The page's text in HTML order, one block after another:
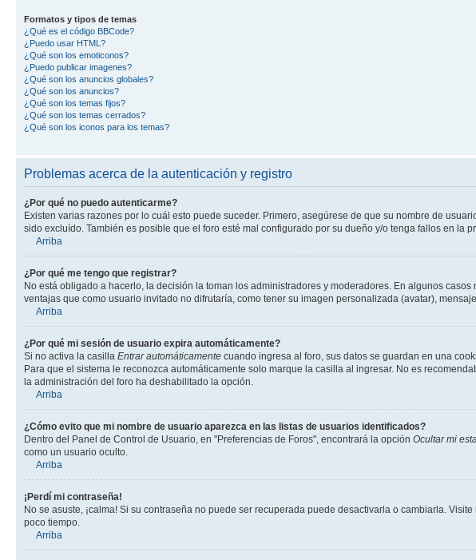
Formatos y tipos de temas
¿Qué es el código BBCode?
¿Puedo usar HTML?
¿Qué son los emoticonos?
¿Puedo publicar imagenes?
¿Qué son los anuncios globales?
¿Qué son los anuncios?
¿Qué son los temas fijos?
¿Qué son los temas cerrados?
¿Qué son los iconos para los temas?
Problemas acerca de la autenticación y registro
¿Por qué no puedo autenticarme?
Existen varias razones por lo cuál esto puede suceder. Primero, asegúrese de que su nombre de
sido excluído. También es posible que el foro esté mal configurado por su dueño y/o tenga fallos en la
Arriba
¿Por qué me tengo que registrar?
No está obligado a hacerlo, la decisión la toman los administradores y moderadores. En algunos
ventajas que como usuario invitado no difrutaría, como tener su imagen personalizada (avatar),
Arriba
¿Por qué mi sesión de usuario expira automáticamente?
Si no activa la casilla Entrar automáticamente cuando ingresa al foro, sus datos se guardan en una
Para que el sistema le reconozca automáticamente solo marque la casilla al ingresar. No es
la administración del foro ha deshabilitado la opción.
Arriba
¿Cómo evito que mi nombre de usuario aparezca en las listas de usuarios identificados?
Dentro del Panel de Control de Usuario, en "Preferencias de Foros", encontrará la opción Ocultar mi
como un usuario oculto.
Arriba
¡Perdí mi contraseña!
No se asuste, ¡calma! Si su contraseña no puede ser recuperada puede desactivarla o cambiarla.
poco tiempo.
Arriba